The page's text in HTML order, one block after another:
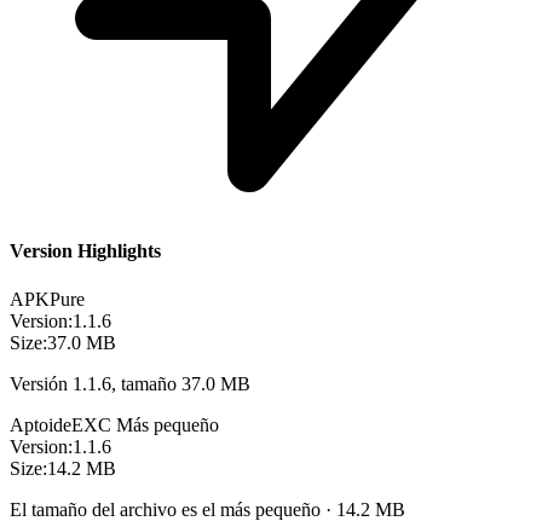
Version Highlights
APKPure
Version:1.1.6
Size:37.0 MB
Versión 1.1.6, tamaño 37.0 MB
AptoideEXC Más pequeño
Version:1.1.6
Size:14.2 MB
El tamaño del archivo es el más pequeño · 14.2 MB